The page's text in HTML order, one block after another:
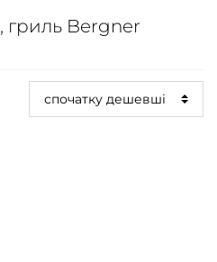
гриль Bergner